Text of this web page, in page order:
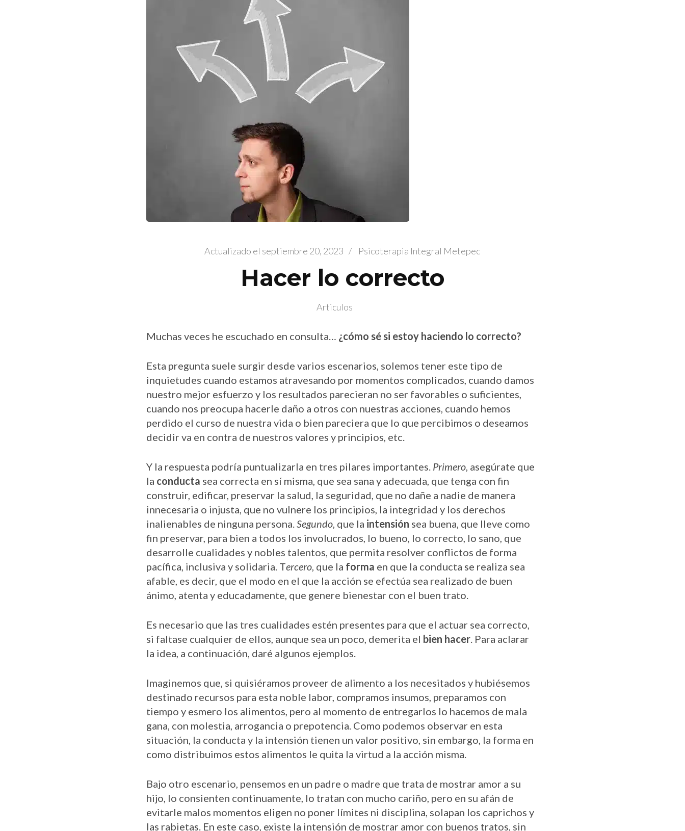
Actualizado el septiembre 20, 2023 / Psicoterapia Integral Metepec
Hacer lo correcto
Articulos
Muchas veces he escuchado en consulta… ¿cómo sé si estoy haciendo lo correcto?
Esta pregunta suele surgir desde varios escenarios, solemos tener este tipo de
inquietudes cuando estamos atravesando por momentos complicados, cuando damos
nuestro mejor esfuerzo y los resultados parecieran no ser favorables o suficientes,
cuando nos preocupa hacerle daño a otros con nuestras acciones, cuando hemos
perdido el curso de nuestra vida o bien pareciera que lo que percibimos o deseamos
decidir va en contra de nuestros valores y principios, etc.
Y la respuesta podría puntualizarla en tres pilares importantes. Primero , asegúrate que
la conducta sea correcta en sí misma, que sea sana y adecuada, que tenga con fin
construir, edificar, preservar la salud, la seguridad, que no dañe a nadie de manera
innecesaria o injusta, que no vulnere los principios, la integridad y los derechos
inalienables de ninguna persona. Segundo , que la intensión sea buena, que lleve como
fin preservar, para bien a todos los involucrados, lo bueno, lo correcto, lo sano, que
desarrolle cualidades y nobles talentos, que permita resolver conflictos de forma
pacífica, inclusiva y solidaria. Tercero , que la forma en que la conducta se realiza sea
afable, es decir, que el modo en el que la acción se efectúa sea realizado de buen
ánimo, atenta y educadamente, que genere bienestar con el buen trato.
Es necesario que las tres cualidades estén presentes para que el actuar sea correcto,
si faltase cualquier de ellos, aunque sea un poco, demerita el bien hacer . Para aclarar
la idea, a continuación, daré algunos ejemplos.
Imaginemos que, si quisiéramos proveer de alimento a los necesitados y hubiésemos
destinado recursos para esta noble labor, compramos insumos, preparamos con
tiempo y esmero los alimentos, pero al momento de entregarlos lo hacemos de mala
gana, con molestia, arrogancia o prepotencia. Como podemos observar en esta
situación, la conducta y la intensión tienen un valor positivo, sin embargo, la forma en
como distribuimos estos alimentos le quita la virtud a la acción misma.
Bajo otro escenario, pensemos en un padre o madre que trata de mostrar amor a su
hijo, lo consienten continuamente, lo tratan con mucho cariño, pero en su afán de
evitarle malos momentos eligen no poner límites ni disciplina, solapan los caprichos y
las rabietas. En este caso, existe la intensión de mostrar amor con buenos tratos, sin